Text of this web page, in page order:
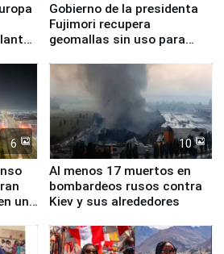
Gobierno de la presidenta
Fujimori recupera
geomallas sin uso para
Fenómeno El Niño
6
una
10
Al menos 17 muertos en
bombardeos rusos contra
Kiev y sus alrededores